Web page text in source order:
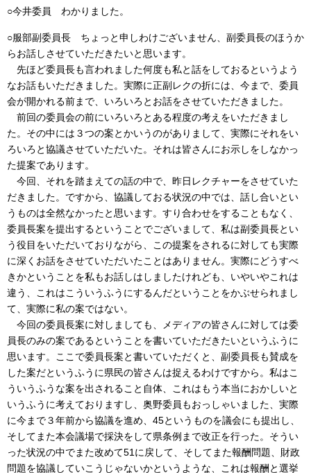
○今井委員 わかりました。
○服部副委員長 ちょっと申しわけございません、副委員長のほうか
らお話しさせていただきたいと思います。
先ほど委員長も言われました何度も私と話をしておるというよう
なお話もいただきました。実際に正副レクの折には、今まで、委員
会が開かれる前まで、いろいろとお話をさせていただきました。
前回の委員会の前にいろいろとある程度の考えをいただきまし
た。その中には３つの案とかいうのがありまして、実際にそれをい
ろいろと協議させていただいた。それは皆さんにお示しをしなかっ
た提案であります。
今回、それを踏まえての話の中で、昨日レクチャーをさせていた
だきました。ですから、協議しておる状況の中では、話し合いとい
うものは全然なかったと思います。すり合わせをすることもなく、
委員長案を提出するということでございまして、私は副委員長とい
う役目をいただいておりながら、この提案をされるに対しても実際
に深くお話をさせていただいたことはありません。実際にどうすべ
きかということを私もお話しはしましたけれども、いやいやこれは
違う、これはこういうふうにするんだということをかぶせられまし
て、実際に私の案ではない。
今回の委員長案に対しましても、メディアの皆さんに対しては委
員長のみの案であるということを書いていただきたいというふうに
思います。ここで委員長案と書いていただくと、副委員長も賛成を
した案だというふうに県民の皆さんは捉えるわけですから。私はこ
ういうふうな案を出されること自体、これはもう本当におかしいと
いうふうに考えておりますし、奥野委員もおっしゃいました、実際
に今まで３年前から協議を進め、45というものを議会にも提出し、
そしてまた本会議場で採決をして県条例まで改正を行った。そうい
った状況の中でまた改めて51に戻して、そしてまた報酬問題、財政
問題を協議していこうじゃないかというような、これは報酬と選挙